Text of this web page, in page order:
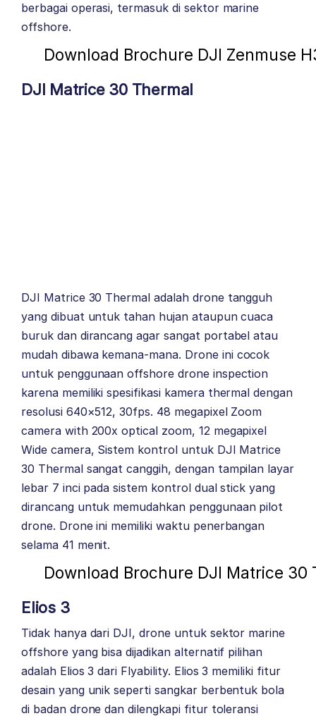
berbagai operasi, termasuk di sektor marine
offshore.
Download Brochure DJI Zenmuse
DJI Matrice 30 Thermal
DJI Matrice 30 Thermal adalah drone tangguh
yang dibuat untuk tahan hujan ataupun cuaca
buruk dan dirancang agar sangat portabel atau
mudah dibawa kemana-mana. Drone ini cocok
untuk penggunaan offshore drone inspection
karena memiliki spesifikasi kamera thermal dengan
resolusi 640×512, 30fps. 48 megapixel Zoom
camera with 200x optical zoom, 12 megapixel
Wide camera, Sistem kontrol untuk DJI Matrice
30 Thermal sangat canggih, dengan tampilan layar
lebar 7 inci pada sistem kontrol dual stick yang
dirancang untuk memudahkan penggunaan pilot
drone. Drone ini memiliki waktu penerbangan
selama 41 menit.
Download Brochure DJI Matrice 30
Elios 3
Tidak hanya dari DJI, drone untuk sektor marine
offshore yang bisa dijadikan alternatif pilihan
adalah Elios 3 dari Flyability. Elios 3 memiliki fitur
desain yang unik seperti sangkar berbentuk bola
di badan drone dan dilengkapi fitur toleransi